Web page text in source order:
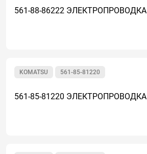
561-88-86222 ЭЛЕКТРОПРОВОДКА
561-85-81220
KOMATSU
561-85-81220 ЭЛЕКТРОПРОВОДКА